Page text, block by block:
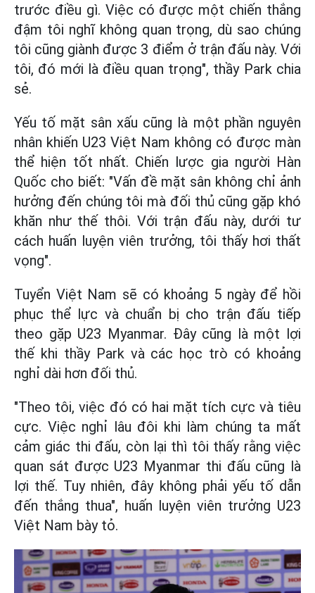
trước điều gì. Việc có được một chiến thắng
đậm tôi nghĩ không quan trọng, dù sao chúng
tôi cũng giành được 3 điểm ở trận đấu này. Với
tôi, đó mới là điều quan trọng", thầy Park chia
sẻ.
Yếu tố mặt sân xấu cũng là một phần nguyên
nhân khiến U23 Việt Nam không có được màn
thể hiện tốt nhất. Chiến lược gia người Hàn
Quốc cho biết: "Vấn đề mặt sân không chỉ ảnh
hưởng đến chúng tôi mà đối thủ cũng gặp khó
khăn như thế thôi. Với trận đấu này, dưới tư
cách huấn luyện viên trưởng, tôi thấy hơi thất
vọng".
Tuyển Việt Nam sẽ có khoảng 5 ngày để hồi
phục thể lực và chuẩn bị cho trận đấu tiếp
theo gặp U23 Myanmar. Đây cũng là một lợi
thế khi thầy Park và các học trò có khoảng
nghỉ dài hơn đối thủ.
"Theo tôi, việc đó có hai mặt tích cực và tiêu
cực. Việc nghỉ lâu đôi khi làm chúng ta mất
cảm giác thi đấu, còn lại thì tôi thấy rằng việc
quan sát được U23 Myanmar thi đấu cũng là
lợi thế. Tuy nhiên, đây không phải yếu tố dẫn
đến thắng thua", huấn luyện viên trưởng U23
Việt Nam bày tỏ.